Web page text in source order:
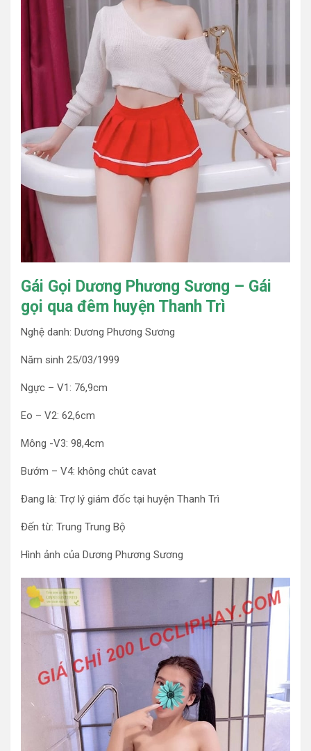
Gái Gọi Dương Phương Sương – Gái
gọi qua đêm huyện Thanh Trì
Nghệ danh: Dương Phương Sương
Năm sinh 25/03/1999
Ngực – V1: 76,9cm
Eo – V2: 62,6cm
Mông -V3: 98,4cm
Bướm – V4: không chút cavat
Đang là: Trợ lý giám đốc tại huyện Thanh Trì
Đến từ: Trung Trung Bộ
Hình ảnh của Dương Phương Sương